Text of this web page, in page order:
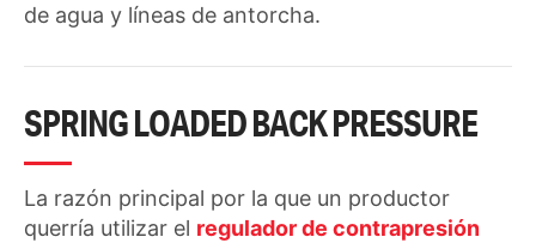
de agua y líneas de antorcha.
SPRING LOADED BACK PRESSURE
La razón principal por la que un productor
querría utilizar el regulador de contrapresión